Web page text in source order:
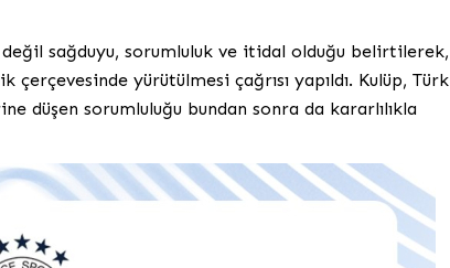
sağduyu, sorumluluk ve itidal olduğu belirtilerek,
yürütülmesi çağrısı yapıldı. Kulüp, Türk
düşen sorumluluğu bundan sonra da kararlılıkla